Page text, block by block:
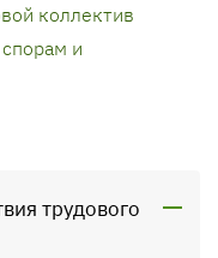
коллектив
и
трудового